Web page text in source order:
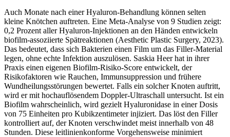
Auch Monate nach einer Hyaluron-Behandlung können selten
kleine Knötchen auftreten. Eine Meta-Analyse von 9 Studien zeigt:
0,2 Prozent aller Hyaluron-Injektionen an den Händen entwickeln
biofilm-assoziierte Spätreaktionen (Aesthetic Plastic Surgery, 2023).
Das bedeutet, dass sich Bakterien einen Film um das Filler-Material
legen, ohne echte Infektion auszulösen. Saskia Heer hat in ihrer
Praxis einen eigenen Biofilm-Risiko-Score entwickelt, der
Risikofaktoren wie Rauchen, Immunsuppression und frühere
Wundheilungsstörungen bewertet. Falls ein solcher Knoten auftritt,
wird er mit hochauflösendem Doppler-Ultraschall untersucht. Ist ein
Biofilm wahrscheinlich, wird gezielt Hyaluronidase in einer Dosis
von 75 Einheiten pro Kubikzentimeter injiziert. Das löst den Filler
kontrolliert auf, der Knoten verschwindet meist innerhalb von 48
Stunden. Diese leitlinienkonforme Vorgehensweise minimiert